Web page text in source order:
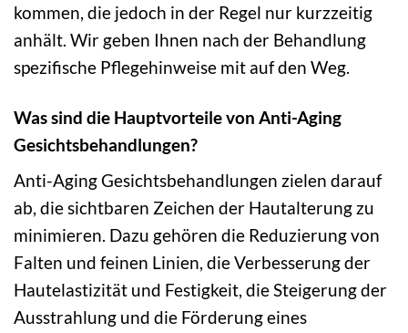
kommen, die jedoch in der Regel nur kurzzeitig
anhält. Wir geben Ihnen nach der Behandlung
spezifische Pflegehinweise mit auf den Weg.
Was sind die Hauptvorteile von Anti-Aging
Gesichtsbehandlungen?
Anti-Aging Gesichtsbehandlungen zielen darauf
ab, die sichtbaren Zeichen der Hautalterung zu
minimieren. Dazu gehören die Reduzierung von
Falten und feinen Linien, die Verbesserung der
Hautelastizität und Festigkeit, die Steigerung der
Ausstrahlung und die Förderung eines